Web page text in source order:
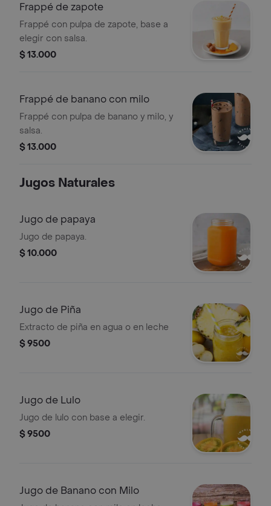
Frappé de zapote
Frappé con pulpa de zapote, base a
elegir con salsa.
$ 13.000
Frappé de banano con milo
Frappé con pulpa de banano y milo, y
salsa.
$ 13.000
Jugos Naturales
Jugo de papaya
Jugo de papaya.
$ 10.000
Jugo de Piña
Extracto de piña en agua o en leche
$ 9500
Jugo de Lulo
Jugo de lulo con base a elegir.
$ 9500
Jugo de Banano con Milo